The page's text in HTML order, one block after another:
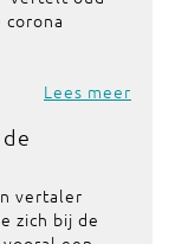
Lees meer
vertaler
zich bij de